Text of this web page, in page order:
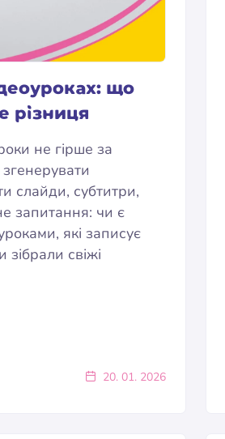
що
різниця
не гірше за
слайди, субтитри,
запитання: чи є
які записує
свіжі
20. 01. 2026